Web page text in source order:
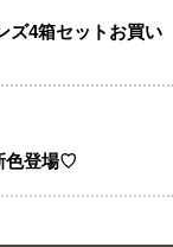
ズ4箱セットお買い
色登場♡